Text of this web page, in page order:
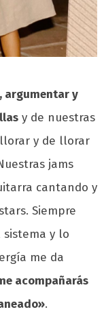
argumentar y
y de nuestras
y de llorar
jams
cantando y
Siempre
y lo
me da
acompañarás
.